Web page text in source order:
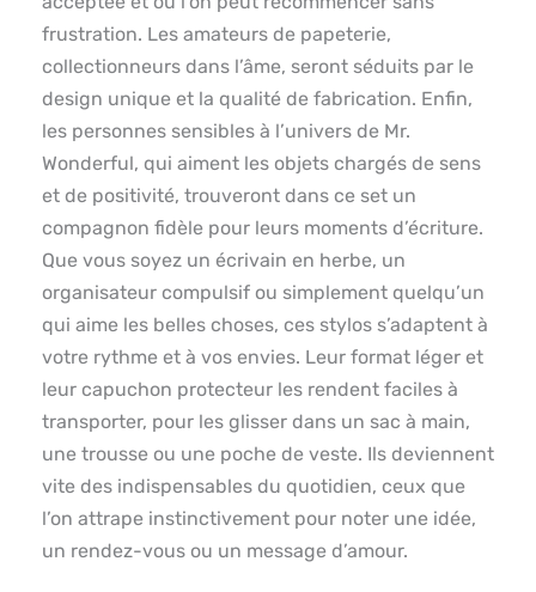
frustration. Les amateurs de papeterie,
collectionneurs dans l’âme, seront séduits par le
design unique et la qualité de fabrication. Enfin,
les personnes sensibles à l’univers de Mr.
Wonderful, qui aiment les objets chargés de sens
et de positivité, trouveront dans ce set un
compagnon fidèle pour leurs moments d’écriture.
Que vous soyez un écrivain en herbe, un
organisateur compulsif ou simplement quelqu’un
qui aime les belles choses, ces stylos s’adaptent à
votre rythme et à vos envies. Leur format léger et
leur capuchon protecteur les rendent faciles à
transporter, pour les glisser dans un sac à main,
une trousse ou une poche de veste. Ils deviennent
vite des indispensables du quotidien, ceux que
l’on attrape instinctivement pour noter une idée,
un rendez-vous ou un message d’amour.